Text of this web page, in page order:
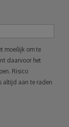
moeilijk om te
daarvoor het
Risico
altijd aan te raden